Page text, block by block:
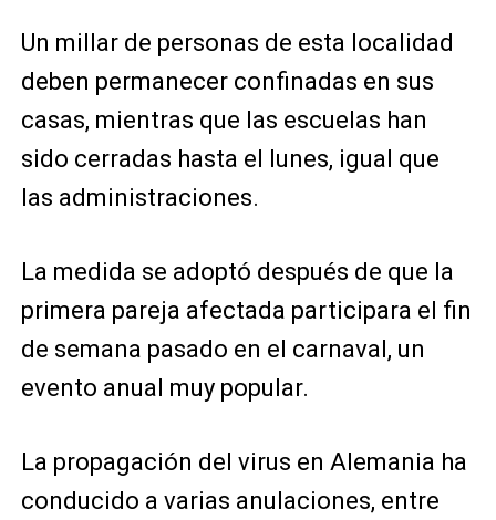
Un millar de personas de esta localidad
deben permanecer confinadas en sus
casas, mientras que las escuelas han
sido cerradas hasta el lunes, igual que
las administraciones.
La medida se adoptó después de que la
primera pareja afectada participara el fin
de semana pasado en el carnaval, un
evento anual muy popular.
La propagación del virus en Alemania ha
conducido a varias anulaciones, entre